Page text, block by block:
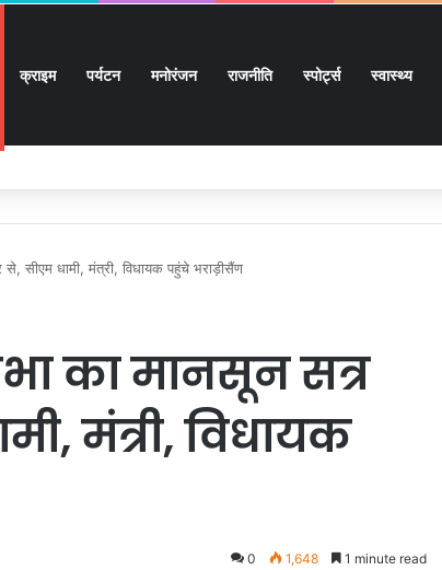
क्राइम पर्यटन मनोरंजन राजनीति स्पोर्ट्स स्वास्थ्य
के उत्कृष्ट समन्वय से सफलतापूर्वक संचालित हो रही कांवड़ यात्रा
सीएम धामी, मंत्री, विधायक पहुंचे भराड़ीसैंण
का मानसून सत्र
मंत्री, विधायक
0 1,648 1 minute read